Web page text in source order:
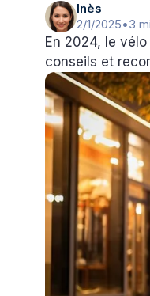
Inès
2/1/2025•3
En 2024, le
conseils et